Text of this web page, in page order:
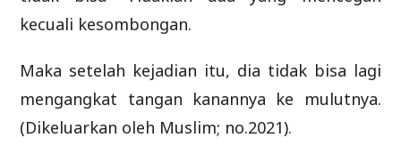
kecuali kesombongan.
Maka setelah kejadian itu, dia tidak bisa lagi
mengangkat tangan kanannya ke mulutnya.
(Dikeluarkan oleh Muslim; no.2021).